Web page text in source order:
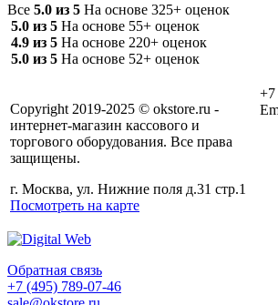
Все 5.0 из 5 На основе 325+ оценок
5.0 из 5 На основе 55+ оценок
4.9 из 5 На основе 220+ оценок
5.0 из 5 На основе 52+ оценок
Copyright 2019-2025 © okstore.ru -
интернет-магазин кассового и
торгового оборудования. Все права
защищены.
г. Москва, ул. Нижние поля д.31 стр.1
Посмотреть на карте
+7
Обратная связь
+7 (495) 789-07-46